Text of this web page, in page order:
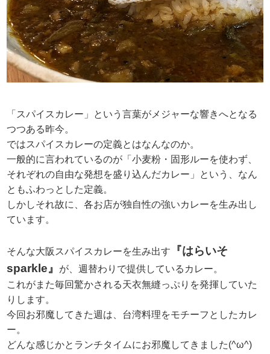
「スパイスカレー」という言葉がメジャーな響きへとなる
つつある昨今。
ではスパイスカレーの定義とはなんなのか。
一般的に言われているのが「小麦粉・固形ルーを使わず、
それぞれの自由な発想を盛り込んだカレー」という、なん
ともふわっとした定義。
しかしそれ故に、各お店が独自性の強いカレーを生み出し
ています。
そんな大阪スパイスカレーを生み出す
『はらいそ
sparkle』
が、週替わりで提供しているカレー。
これがまた毎回驚かされる天衣無縫っぷりを発揮していた
りします。
今回お邪魔してきた週は、台湾料理をモチーフとしたカレ
ー。
どんな感じかとランチタイムにお邪魔してきました(^ω^)